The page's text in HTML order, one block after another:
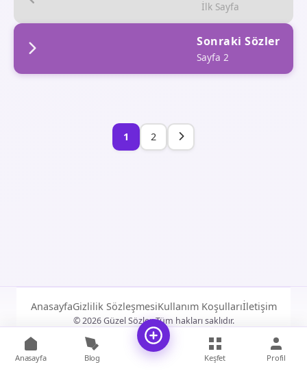
İlk Sayfa
Sonraki Sözler
Sayfa 2
1 2
AnasayfaGizlilik SözleşmesiKullanım Koşullarıİletişim
© 2026 Güzel Sözler. Tüm hakları saklıdır.
Anasayfa Blog Keşfet Profil